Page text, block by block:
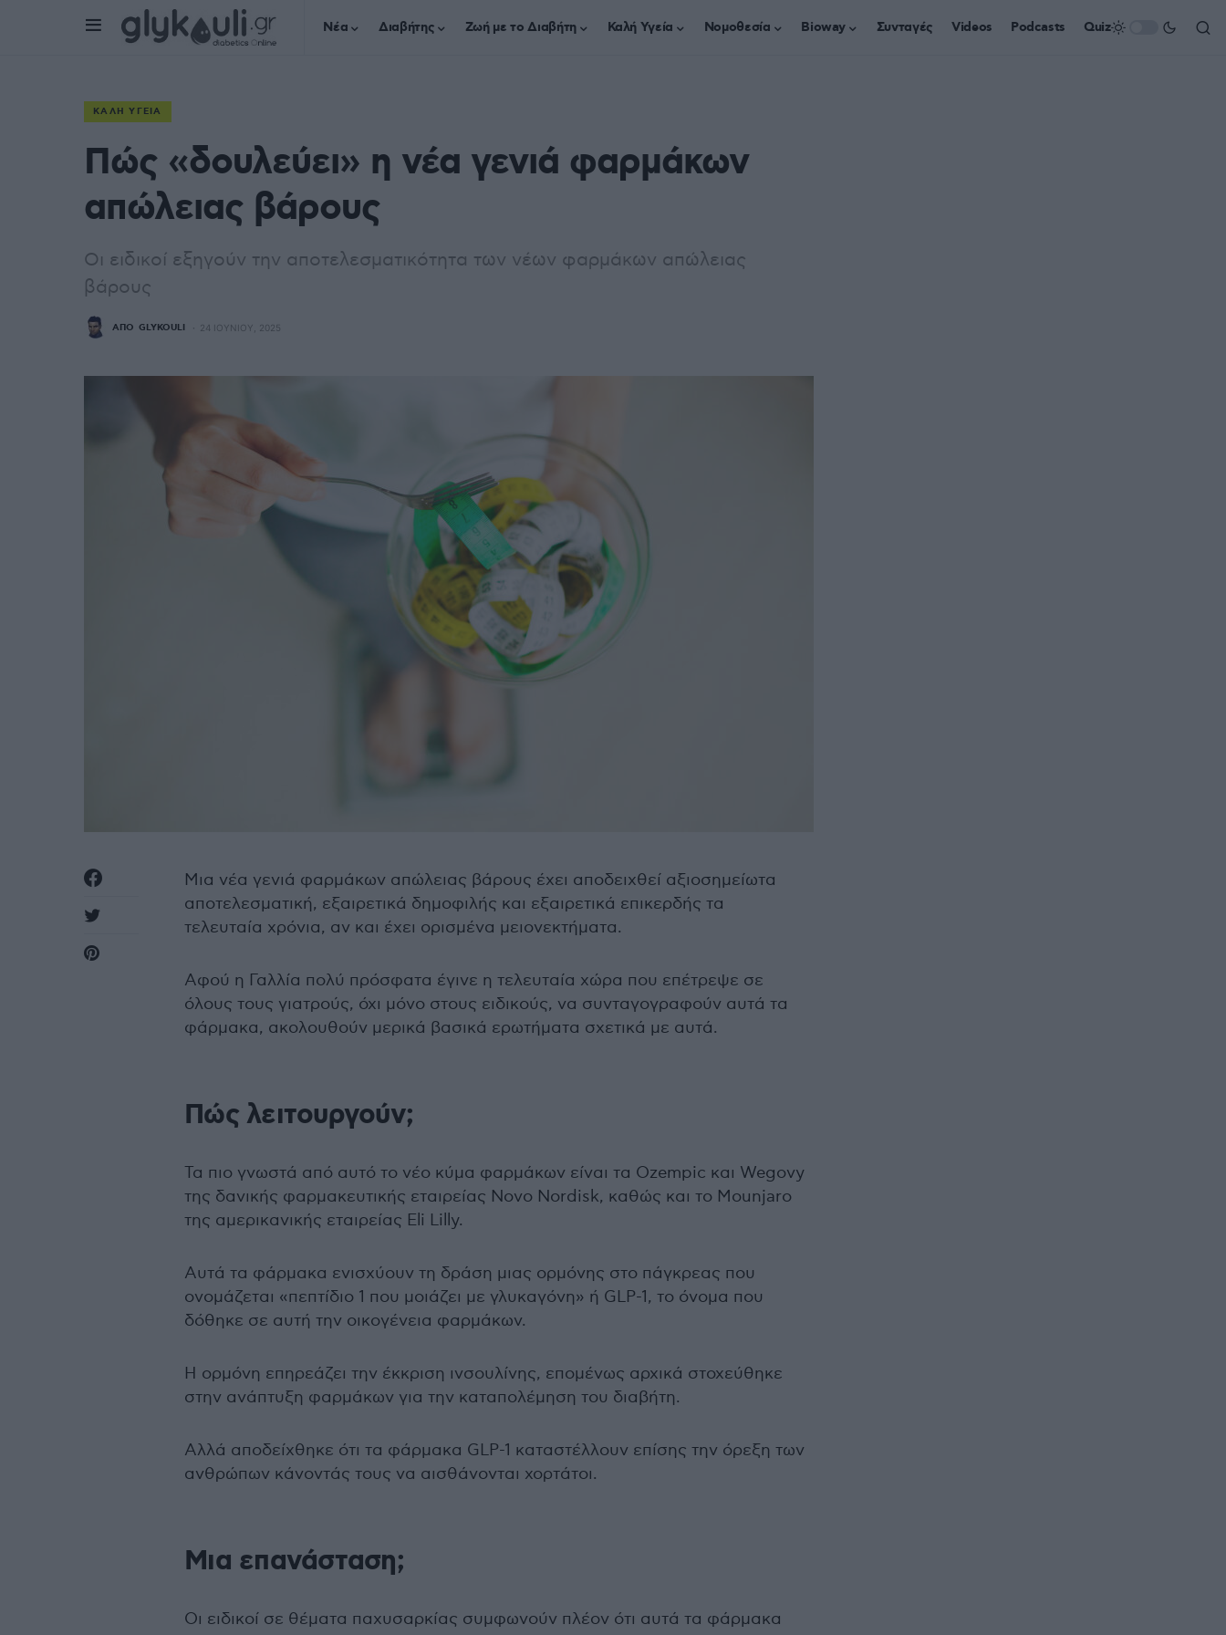
Νέα Διαβήτης Ζωή με το Διαβήτη Καλή Υγεία Νομοθεσία Bioway Συνταγές Videos Podcasts Quiz
ΚΑΛΉ ΥΓΕΊΑ
Πώς «δουλεύει» η νέα γενιά φαρμάκων
απώλειας βάρους
Οι ειδικοί εξηγούν την αποτελεσματικότητα των νέων φαρμάκων απώλειας
βάρους
ΑΠΌ GLYKOULI 24 ΙΟΥΝΊΟΥ, 2025
Μια νέα γενιά φαρμάκων απώλειας βάρους έχει αποδειχθεί αξιοσημείωτα
αποτελεσματική, εξαιρετικά δημοφιλής και εξαιρετικά επικερδής τα
τελευταία χρόνια, αν και έχει ορισμένα μειονεκτήματα.
Αφού η Γαλλία πολύ πρόσφατα έγινε η τελευταία χώρα που επέτρεψε σε
όλους τους γιατρούς, όχι μόνο στους ειδικούς, να συνταγογραφούν αυτά τα
φάρμακα, ακολουθούν μερικά βασικά ερωτήματα σχετικά με αυτά.
Πώς λειτουργούν;
Τα πιο γνωστά από αυτό το νέο κύμα φαρμάκων είναι τα Ozempic και Wegovy
της δανικής φαρμακευτικής εταιρείας Novo Nordisk, καθώς και το Mounjaro
της αμερικανικής εταιρείας Eli Lilly.
Αυτά τα φάρμακα ενισχύουν τη δράση μιας ορμόνης στο πάγκρεας που
ονομάζεται «πεπτίδιο 1 που μοιάζει με γλυκαγόνη» ή GLP-1, το όνομα που
δόθηκε σε αυτή την οικογένεια φαρμάκων.
Η ορμόνη επηρεάζει την έκκριση ινσουλίνης, επομένως αρχικά στοχεύθηκε
στην ανάπτυξη φαρμάκων για την καταπολέμηση του διαβήτη.
Αλλά αποδείχθηκε ότι τα φάρμακα GLP-1 καταστέλλουν επίσης την όρεξη των
ανθρώπων κάνοντάς τους να αισθάνονται χορτάτοι.
Μια επανάσταση;
Οι ειδικοί σε θέματα παχυσαρκίας συμφωνούν πλέον ότι αυτά τα φάρμακα